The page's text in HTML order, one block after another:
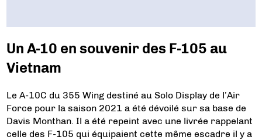
Un A-10 en souvenir des F-105 au
Vietnam
Le A-10C du 355 Wing destiné au Solo Display de l’Air
Force pour la saison 2021 a été dévoilé sur sa base de
Davis Monthan. Il a été repeint avec une livrée rappelant
celle des F-105 qui équipaient cette même escadre il y a